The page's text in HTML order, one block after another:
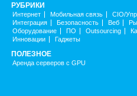
РУБРИКИ
Интернет Мобильная связь CIO/
Интеграция
Безопасность Веб
Оборудование
ПО Outsourcing
Инновации
Гаджеты
ПОЛЕЗНОЕ
Аренда серверов с GPU